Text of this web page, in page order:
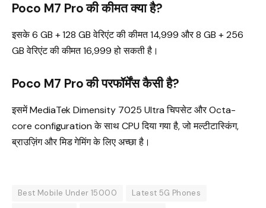
Poco M7 Pro की कीमत क्या है?
इसके 6 GB + 128 GB वेरिएंट की कीमत ₹14,999 और 8 GB + 256
GB वेरिएंट की कीमत ₹16,999 हो सकती है।
Poco M7 Pro की परफॉर्मेंस कैसी है?
इसमें MediaTek Dimensity 7025 Ultra चिपसेट और Octa-
core configuration के साथ CPU दिया गया है, जो मल्टीटास्किंग,
ब्राउज़िंग और मिड गेमिंग के लिए अच्छा है।
Best Mobile Under 15000
Latest 5G Phones